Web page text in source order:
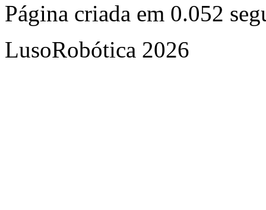
Página criada em 0.052
LusoRobótica 2026